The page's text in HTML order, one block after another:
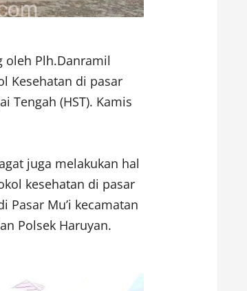
Plh.Danramil
Kesehatan di pasar
Tengah (HST). Kamis
juga melakukan hal
kesehatan di pasar
Pasar Mu’i kecamatan
Polsek Haruyan.